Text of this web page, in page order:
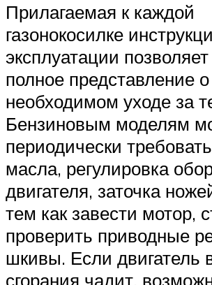
Прилагаемая к каждой
газонокосилке
эксплуатации
полное представление о
необходимом уходе за
Бензиновым моделям
периодически
масла, регулировка
двигателя, заточка
тем как завести мотор,
проверить приводные
шкивы. Если двигатель
сгорания чадит,